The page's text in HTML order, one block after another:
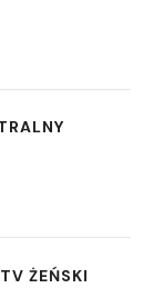
ŻEŃSKI